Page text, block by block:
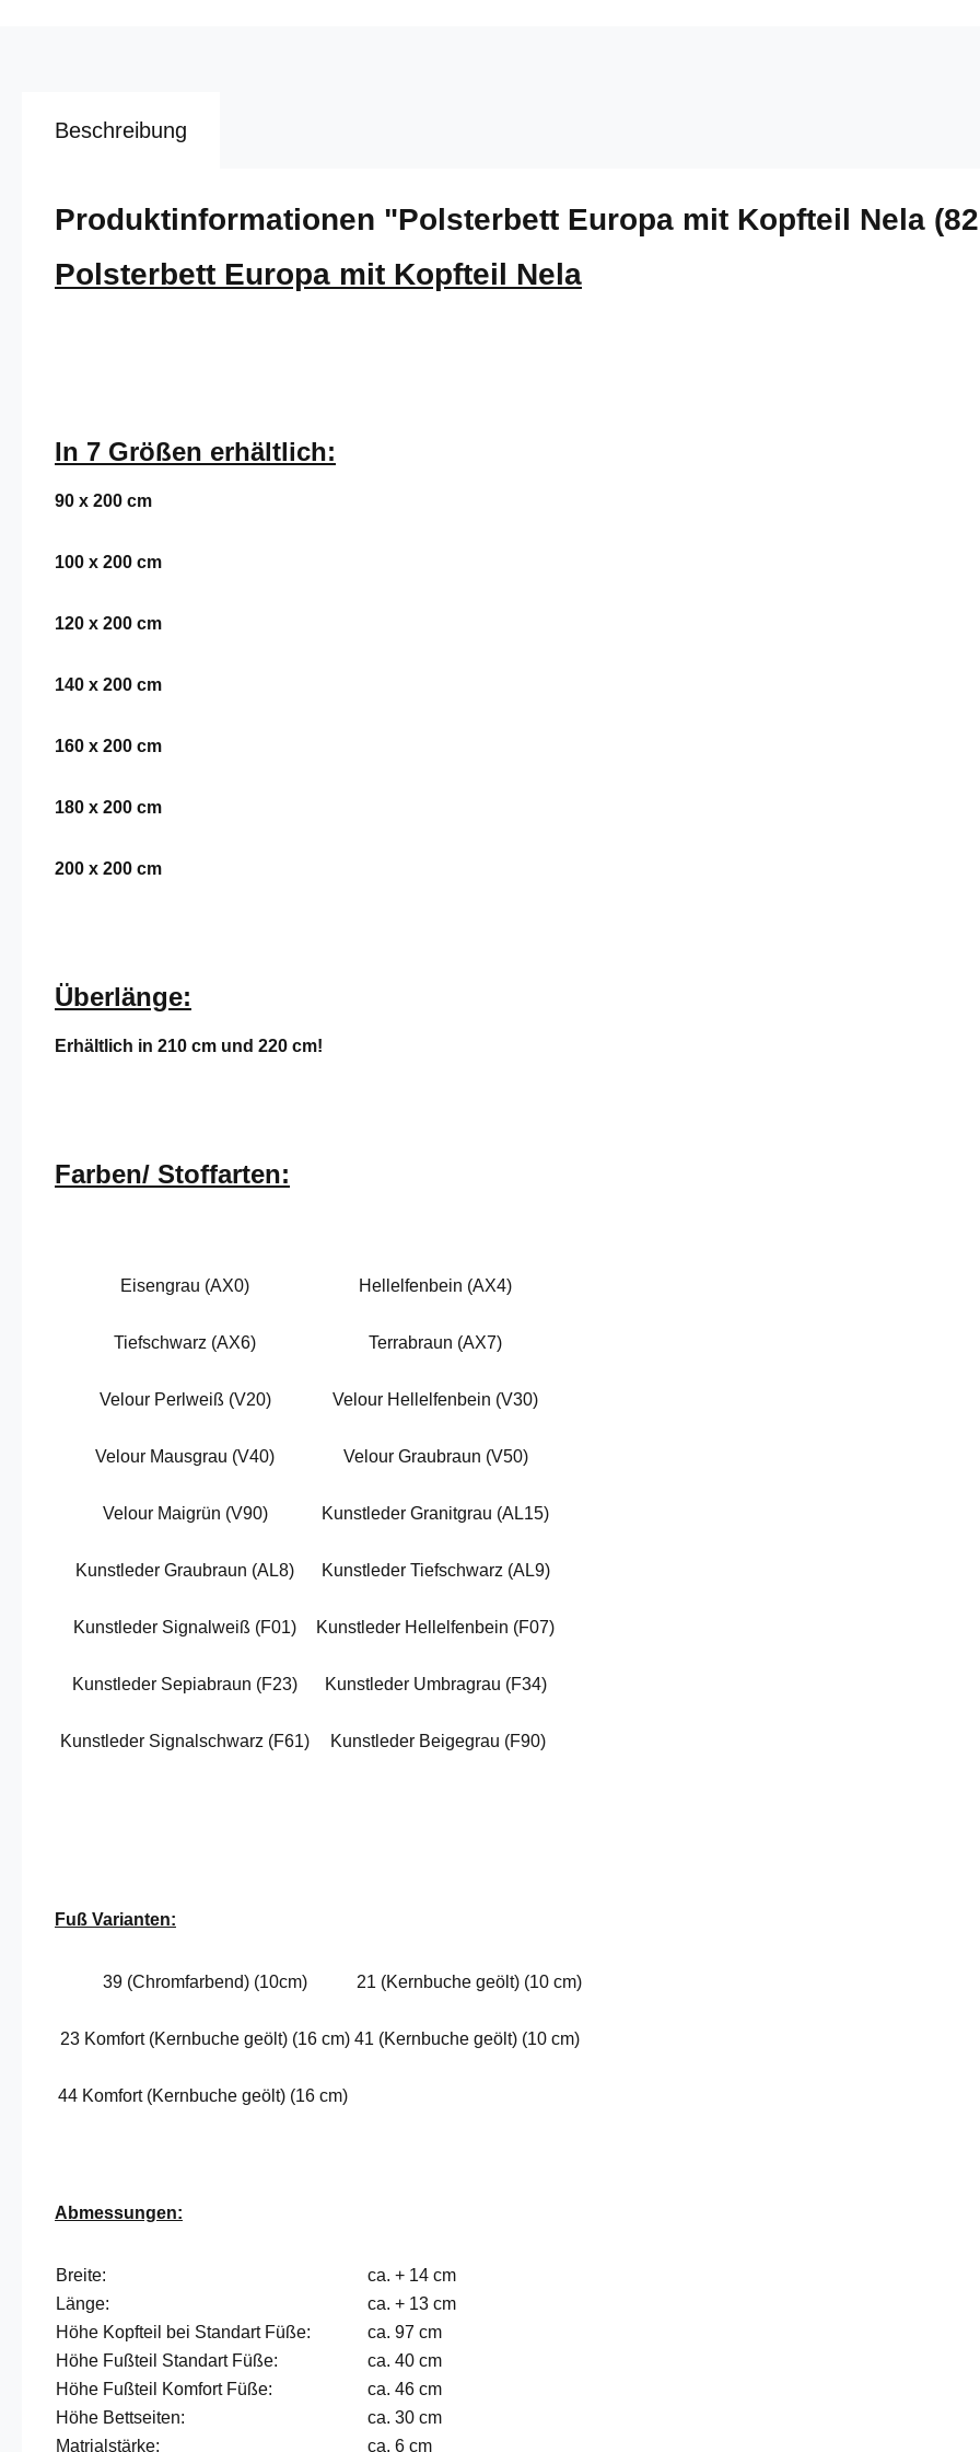
Beschreibung
Produktinformationen "Polsterbett Europa mit Kopfteil Nela
Polsterbett Europa mit Kopfteil Nela
In 7 Größen erhältlich:
90 x 200 cm
100 x 200 cm
120 x 200 cm
140 x 200 cm
160 x 200 cm
180 x 200 cm
200 x 200 cm
Überlänge:
Erhältlich in 210 cm und 220 cm!
Farben/ Stoffarten:
Eisengrau (AX0) Hellelfenbein (AX4)
Tiefschwarz (AX6) Terrabraun (AX7)
Velour Perlweiß (V20) Velour Hellelfenbein (V30)
Velour Mausgrau (V40) Velour Graubraun (V50)
Velour Maigrün (V90) Kunstleder Granitgrau (AL15)
Kunstleder Graubraun (AL8) Kunstleder Tiefschwarz (AL9)
Kunstleder Signalweiß (F01) Kunstleder Hellelfenbein (F07)
Kunstleder Sepiabraun (F23) Kunstleder Umbragrau (F34)
Kunstleder Signalschwarz (F61) Kunstleder Beigegrau (F90)
Fuß Varianten:
39 (Chromfarbend) (10cm) 21 (Kernbuche geölt) (10 cm)
23 Komfort (Kernbuche geölt) (16 cm) 41 (Kernbuche geölt) (10 cm)
44 Komfort (Kernbuche geölt) (16 cm)
Abmessungen:
Breite:
ca. + 14 cm
Länge:
ca. + 13 cm
Höhe Kopfteil bei Standart Füße:
ca. 97 cm
Höhe Fußteil Standart Füße:
ca. 40 cm
Höhe Fußteil Komfort Füße:
ca. 46 cm
Höhe Bettseiten:
ca. 30 cm
Matrialstärke:
ca. 6 cm